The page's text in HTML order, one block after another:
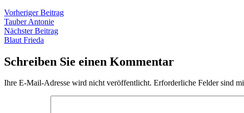
Beitragsnavigation
Vorheriger BeitragVorheriger
Tauber Antonie
Nächster BeitragNächster
Blaut Frieda
Schreiben Sie einen Kommentar
Ihre E-Mail-Adresse wird nicht veröffentlicht. Erforderliche Felder sind